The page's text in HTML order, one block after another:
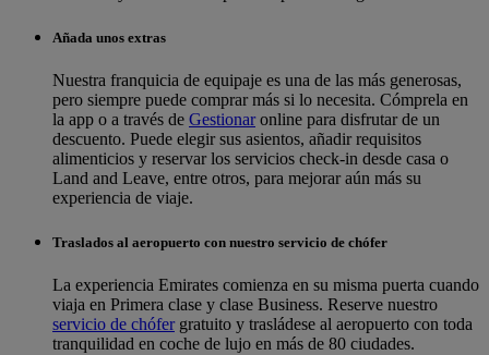
Añada unos extras
Nuestra franquicia de equipaje es una de las más generosas,
pero siempre puede comprar más si lo necesita. Cómprela en
la app o a través de Gestionaronline para disfrutar de un
descuento. Puede elegir sus asientos, añadir requisitos
alimenticios y reservar los servicios check-in desde casa o
Land and Leave, entre otros, para mejorar aún más su
experiencia de viaje.
Traslados al aeropuerto con nuestro servicio de chófer
La experiencia Emirates comienza en su misma puerta cuando
viaja en Primera clase y clase Business. Reserve nuestro
servicio de chófergratuito y trasládese al aeropuerto con toda
tranquilidad en coche de lujo en más de 80 ciudades.